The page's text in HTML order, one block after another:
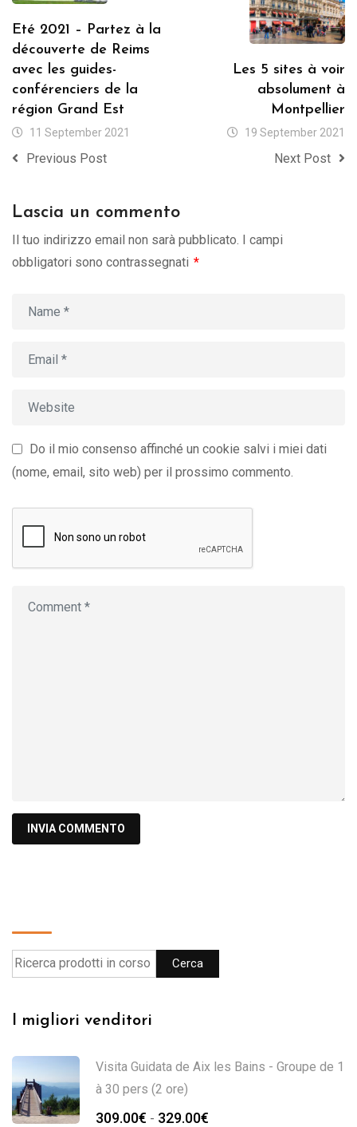
Eté 2021 – Partez à la
découverte de Reims
avec les guides-
conférenciers de la
région Grand Est
11 September 2021
Previous Post
Les 5 sites à voir
absolument à
Montpellier
19 September 2021
Next Post
Lascia un commento
Il tuo indirizzo email non sarà pubblicato.
I campi
obbligatori sono contrassegnati *
Do il mio consenso affinché un cookie salvi i miei dati
(nome, email, sito web) per il prossimo commento.
Cerca
I migliori venditori
Visita Guidata de Aix les Bains - Groupe de 1
à 30 pers (2 ore)
309.00€ - 329.00€